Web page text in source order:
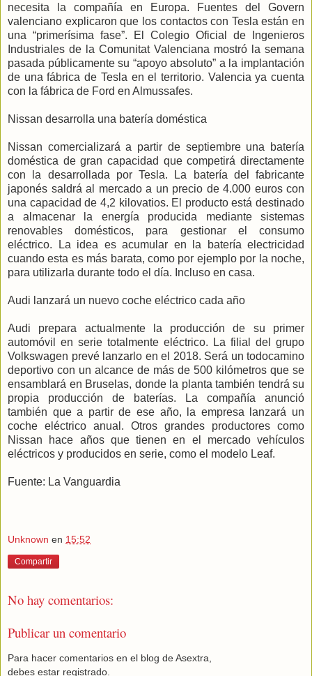
necesita la compañía en Europa. Fuentes del Govern
valenciano explicaron que los contactos con Tesla están en
una “primerísima fase”. El Colegio Oficial de Ingenieros
Industriales de la Comunitat Valenciana mostró la semana
pasada públicamente su “apoyo absoluto” a la implantación
de una fábrica de Tesla en el territorio. Valencia ya cuenta
con la fábrica de Ford en Almussafes.
Nissan desarrolla una batería doméstica
Nissan comercializará a partir de septiembre una batería
doméstica de gran capacidad que competirá directamente
con la desarrollada por Tesla. La batería del fabricante
japonés saldrá al mercado a un precio de 4.000 euros con
una capacidad de 4,2 kilovatios. El producto está destinado
a almacenar la energía producida mediante sistemas
renovables domésticos, para gestionar el consumo
eléctrico. La idea es acumular en la batería electricidad
cuando esta es más barata, como por ejemplo por la noche,
para utilizarla durante todo el día. Incluso en casa.
Audi lanzará un nuevo coche eléctrico cada año
Audi prepara actualmente la producción de su primer
automóvil en serie totalmente eléctrico. La filial del grupo
Volkswagen prevé lanzarlo en el 2018. Será un todocamino
deportivo con un alcance de más de 500 kilómetros que se
ensamblará en Bruselas, donde la planta también tendrá su
propia producción de baterías. La compañía anunció
también que a partir de ese año, la empresa lanzará un
coche eléctrico anual. Otros grandes productores como
Nissan hace años que tienen en el mercado vehículos
eléctricos y producidos en serie, como el modelo Leaf.
Fuente: La Vanguardia
Unknown en 15:52
Compartir
No hay comentarios:
Publicar un comentario
Para hacer comentarios en el blog de Asextra,
debes estar registrado.